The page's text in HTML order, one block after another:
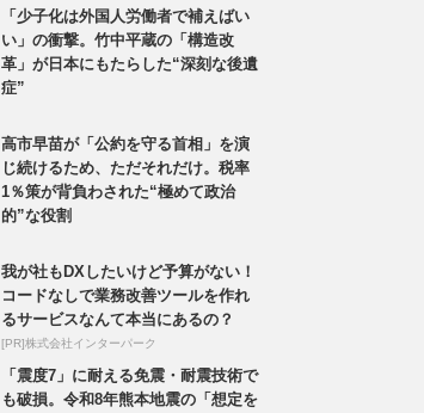
「少子化は外国人労働者で補えばい
い」の衝撃。竹中平蔵の「構造改
革」が日本にもたらした“深刻な後遺
症”
高市早苗が「公約を守る首相」を演
じ続けるため、ただそれだけ。税率
1％策が背負わされた“極めて政治
的”な役割
我が社もDXしたいけど予算がない！
コードなしで業務改善ツールを作れ
るサービスなんて本当にあるの？
[PR]株式会社インターパーク
「震度7」に耐える免震・耐震技術で
も破損。令和8年熊本地震の「想定を